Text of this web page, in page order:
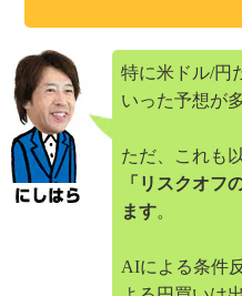
特に米ドル/円
いった予想が
ただ、これも
「リスクオフ
ます。
AIによる条件